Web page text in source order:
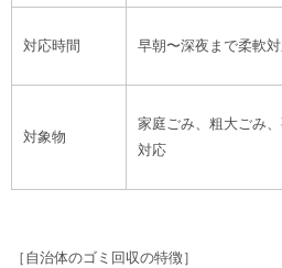
対応時間 早朝〜深夜まで柔軟
対象物
家庭ごみ、粗大ごみ
対応
［自治体のゴミ回収の特徴］